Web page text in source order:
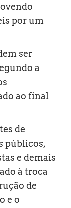
por um
ser
a
ao final
de
públicos,
e demais
à troca
de
e o